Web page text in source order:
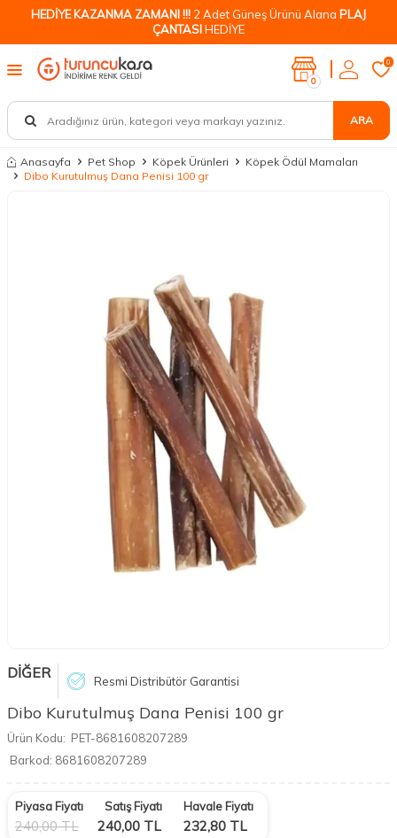
HEDİYE KAZANMA ZAMANI !!! 2 Adet Güneş Ürünü Alana PLAJ
ÇANTASIHEDİYE
ARA
0
0
Anasayfa Pet Shop Köpek Ürünleri
Köpek Ödül Mamaları
Dibo Kurutulmuş Dana Penisi 100 gr
DİĞER Resmi Distribütör Garantisi
Dibo Kurutulmuş Dana Penisi 100 gr
Ürün Kodu: PET-8681608207289
Barkod: 8681608207289
Piyasa Fiyatı
240,00TL
Satış Fiyatı
240,00 TL
Havale Fiyatı
232,80 TL